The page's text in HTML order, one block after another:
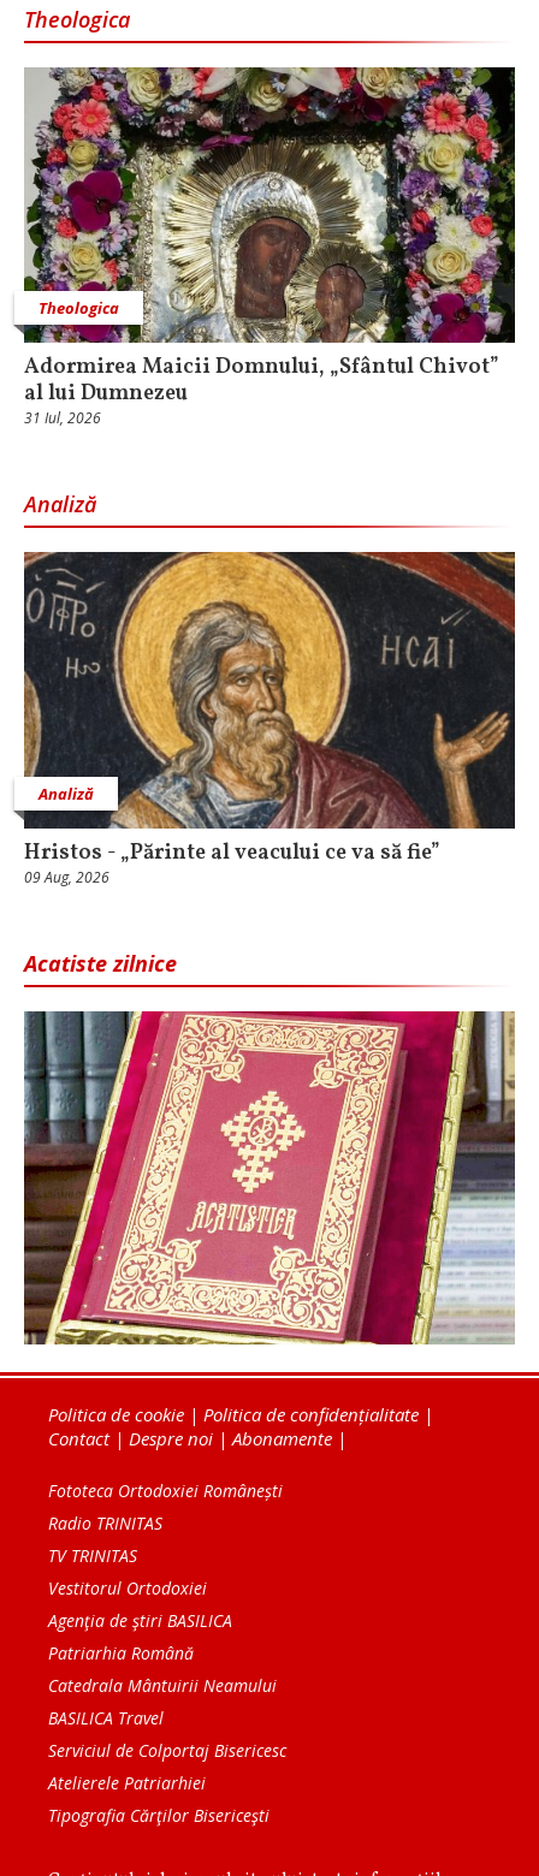
Theologica
Theologica
Adormirea Maicii Domnului, „Sfântul Chivot”
al lui Dumnezeu
31 Iul, 2026
Analiză
Analiză
Hristos - „Părinte al veacului ce va să fie”
09 Aug, 2026
Acatiste zilnice
Politica de cookie | Politica de confidențialitate |
Contact| Despre noi | Abonamente |
Fototeca Ortodoxiei Românești
Radio TRINITAS
TV TRINITAS
Vestitorul Ortodoxiei
Agenţia de ştiri BASILICA
Patriarhia Română
Catedrala Mântuirii Neamului
BASILICA Travel
Serviciul de Colportaj Bisericesc
Atelierele Patriarhiei
Tipografia Cărţilor Bisericeşti